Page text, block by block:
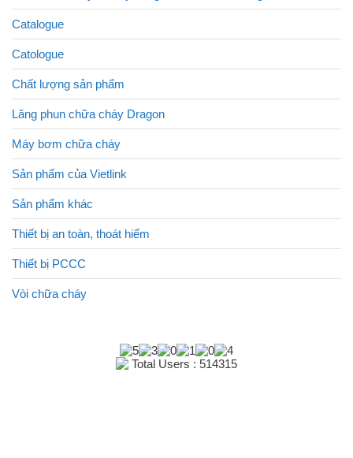
Catalogue
Catologue
Chất lượng sản phẩm
Lăng phun chữa cháy Dragon
Máy bơm chữa cháy
Sản phẩm của Vietlink
Sản phẩm khác
Thiết bị an toàn, thoát hiểm
Thiết bị PCCC
Vòi chữa cháy
Total Users : 514315